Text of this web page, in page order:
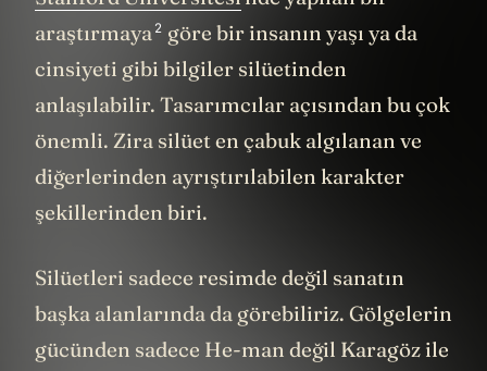
araştırmaya2 göre bir insanın yaşı ya da
cinsiyeti gibi bilgiler silüetinden
anlaşılabilir. Tasarımcılar açısından bu çok
önemli. Zira silüet en çabuk algılanan ve
diğerlerinden ayrıştırılabilen karakter
şekillerinden biri.
Silüetleri sadece resimde değil sanatın
başka alanlarında da görebiliriz. Gölgelerin
gücünden sadece He-man değil Karagöz ile